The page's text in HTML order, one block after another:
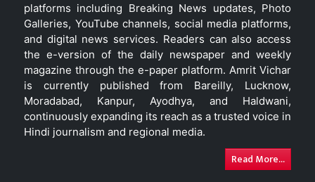
platforms including Breaking News updates, Photo
Galleries, YouTube channels, social media platforms,
and digital news services. Readers can also access
the e-version of the daily newspaper and weekly
magazine through the e-paper platform. Amrit Vichar
is currently published from Bareilly, Lucknow,
Moradabad, Kanpur, Ayodhya, and Haldwani,
continuously expanding its reach as a trusted voice in
Hindi journalism and regional media.
Read More...